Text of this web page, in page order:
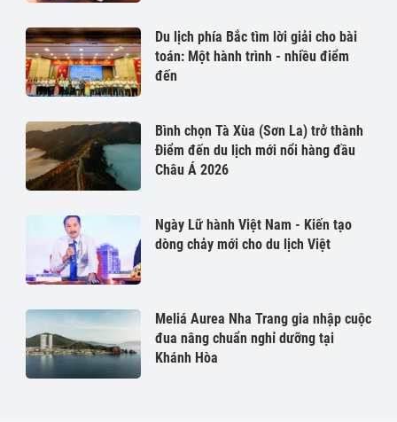
Du lịch phía Bắc tìm lời giải cho bài
toán: Một hành trình - nhiều điểm
đến
Bình chọn Tà Xùa (Sơn La) trở thành
Điểm đến du lịch mới nổi hàng đầu
Châu Á 2026
Ngày Lữ hành Việt Nam - Kiến tạo
dòng chảy mới cho du lịch Việt
Meliá Aurea Nha Trang gia nhập cuộc
đua nâng chuẩn nghỉ dưỡng tại
Khánh Hòa